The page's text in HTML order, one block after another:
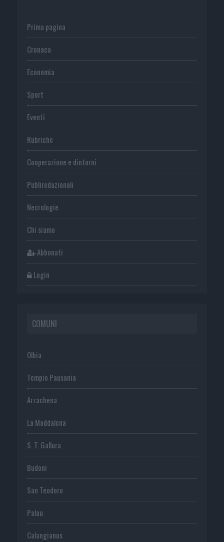
Prima pagina
Cronaca
Economia
Sport
Eventi
Rubriche
Cooperazione e dintorni
Publiredazionali
Necrologie
Chi siamo
Abbonati
Login
COMUNI
Olbia
Tempio Pausania
Arzachena
La Maddalena
S. T. Gallura
Budoni
San Teodoro
Palau
Calangianus